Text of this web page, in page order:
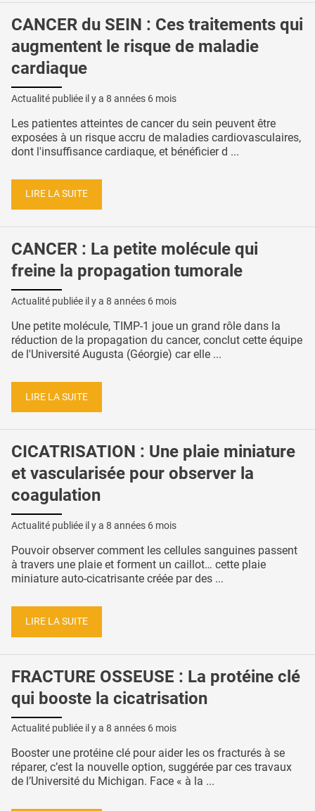
CANCER du SEIN : Ces traitements qui
augmentent le risque de maladie
cardiaque
Actualité publiée il y a 8 années 6 mois
Les patientes atteintes de cancer du sein peuvent être
exposées à un risque accru de maladies cardiovasculaires,
dont l'insuffisance cardiaque, et bénéficier d ...
LIRE LA SUITE
CANCER : La petite molécule qui
freine la propagation tumorale
Actualité publiée il y a 8 années 6 mois
Une petite molécule, TIMP-1 joue un grand rôle dans la
réduction de la propagation du cancer, conclut cette équipe
de l'Université Augusta (Géorgie) car elle ...
LIRE LA SUITE
CICATRISATION : Une plaie miniature
et vascularisée pour observer la
coagulation
Actualité publiée il y a 8 années 6 mois
Pouvoir observer comment les cellules sanguines passent
à travers une plaie et forment un caillot… cette plaie
miniature auto-cicatrisante créée par des ...
LIRE LA SUITE
FRACTURE OSSEUSE : La protéine clé
qui booste la cicatrisation
Actualité publiée il y a 8 années 6 mois
Booster une protéine clé pour aider les os fracturés à se
réparer, c’est la nouvelle option, suggérée par ces travaux
de l’Université du Michigan. Face « à la ...